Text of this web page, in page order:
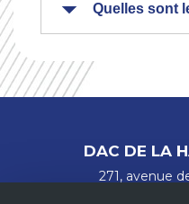
Quelles sont
DAC DE LA
271, avenue